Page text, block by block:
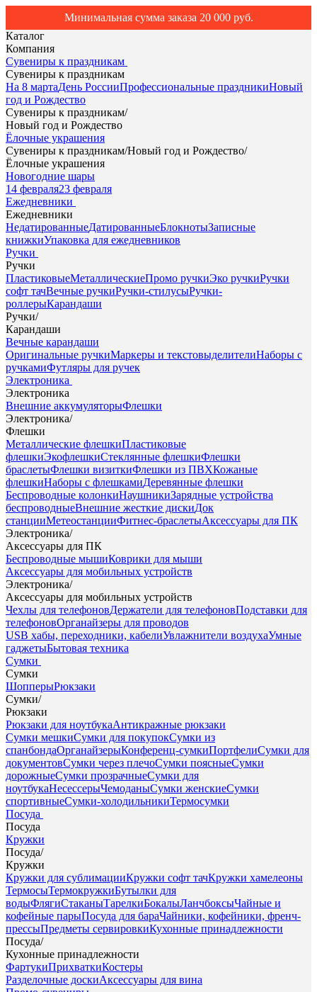
Минимальная сумма заказа 20 000 руб.
Каталог
Компания
Сувениры к праздникам
Сувениры к праздникам
На 8 мартаДень РоссииПрофессиональные праздникиНовый
год и Рождество
Сувениры к праздникам/
Новый год и Рождество
Ёлочные украшения
Сувениры к праздникам/Новый год и Рождество/
Ёлочные украшения
Новогодние шары
14 февраля23 февраля
Ежедневники
Ежедневники
НедатированныеДатированныеБлокнотыЗаписные
книжкиУпаковка для ежедневников
Ручки
Ручки
ПластиковыеМеталлическиеПромо ручкиЭко ручкиРучки
софт тачВечные ручкиРучки-стилусыРучки-
роллерыКарандаши
Ручки/
Карандаши
Вечные карандаши
Оригинальные ручкиМаркеры и текстовыделителиНаборы с
ручкамиФутляры для ручек
Электроника
Электроника
Внешние аккумуляторыФлешки
Электроника/
Флешки
Металлические флешкиПластиковые
флешкиЭкофлешкиСтеклянные флешкиФлешки
браслетыФлешки визиткиФлешки из ПВХКожаные
флешкиНаборы с флешкамиДеревянные флешки
Беспроводные колонкиНаушникиЗарядные устройства
беспроводныеВнешние жесткие дискиДок
станцииМетеостанцииФитнес-браслетыАксессуары для ПК
Электроника/
Аксессуары для ПК
Беспроводные мышиКоврики для мыши
Аксессуары для мобильных устройств
Электроника/
Аксессуары для мобильных устройств
Чехлы для телефоновДержатели для телефоновПодставки для
телефоновОрганайзеры для проводов
USB хабы, переходники, кабелиУвлажнители воздухаУмные
гаджетыБытовая техника
Сумки
Сумки
ШопперыРюкзаки
Сумки/
Рюкзаки
Рюкзаки для ноутбукаАнтикражные рюкзаки
Сумки мешкиСумки для покупокСумки из
спанбондаОрганайзерыКонференц-сумкиПортфелиСумки для
документовСумки через плечоСумки поясныеСумки
дорожныеСумки прозрачныеСумки для
ноутбукаНесессерыЧемоданыСумки женскиеСумки
спортивныеСумки-холодильникиТермосумки
Посуда
Посуда
Кружки
Посуда/
Кружки
Кружки для сублимацииКружки софт тачКружки хамелеоны
ТермосыТермокружкиБутылки для
водыФлягиСтаканыТарелкиБокалыЛанчбоксыЧайные и
кофейные парыПосуда для бараЧайники, кофейники, френч-
прессыПредметы сервировкиКухонные принадлежности
Посуда/
Кухонные принадлежности
ФартукиПрихваткиКостеры
Разделочные доскиАксессуары для вина